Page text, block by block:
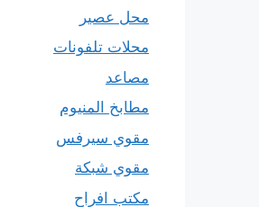
محل عصير
محلات تلفونات
مصاعد
مطابخ المنيوم
مقوي سيرفس
مقوي شبكة
مكتب افراح